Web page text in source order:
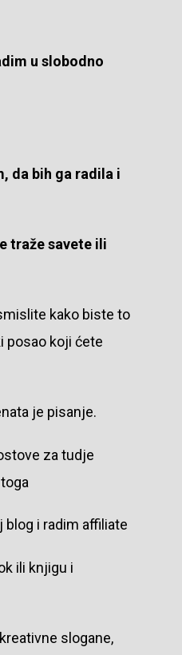
u slobodno
da bih ga radila i
traže savete ili
kako biste to
posao koji ćete
je pisanje.
za tudje
blog i radim affiliate
ili knjigu i
slogane,